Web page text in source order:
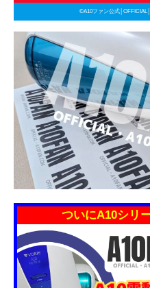
©A10ファン公式
ついにA10シリ